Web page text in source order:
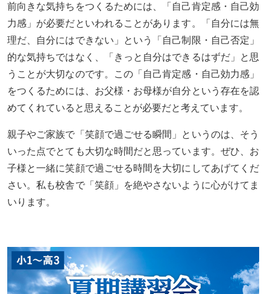
前向きな気持ちをつくるためには、「自己肯定感・自己効
力感」が必要だといわれることがあります。「自分には無
理だ、自分にはできない」という「自己制限・自己否定」
的な気持ちではなく、「きっと自分はできるはずだ」と思
うことが大切なのです。この「自己肯定感・自己効力感」
をつくるためには、お父様・お母様が自分という存在を認
めてくれていると思えることが必要だと考えています。
親子やご家族で「笑顔で過ごせる瞬間」というのは、そう
いった点でとても大切な時間だと思っています。ぜひ、お
子様と一緒に笑顔で過ごせる時間を大切にしてあげてくだ
さい。私も校舎で「笑顔」を絶やさないように心がけてま
いります。